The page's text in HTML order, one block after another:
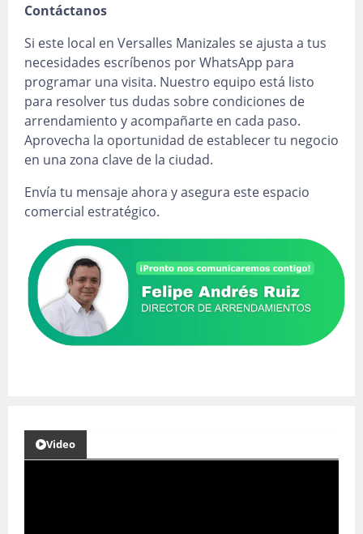
Contáctanos
Si este local en Versalles Manizales se ajusta a tus
necesidades escríbenos por WhatsApp para
programar una visita. Nuestro equipo está listo
para resolver tus dudas sobre condiciones de
arrendamiento y acompañarte en cada paso.
Aprovecha la oportunidad de establecer tu negocio
en una zona clave de la ciudad.
Envía tu mensaje ahora y asegura este espacio
comercial estratégico.
Video